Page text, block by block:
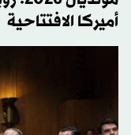
أميركا الافتتاحية